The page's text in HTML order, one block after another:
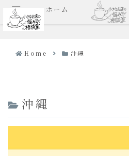
ホーム
Home 沖縄
沖縄
メニュー